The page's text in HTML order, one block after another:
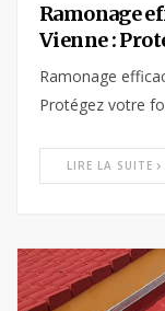
Ramonage
Vienne :
Ramonage
Protégez votre
LIRE LA SUITE